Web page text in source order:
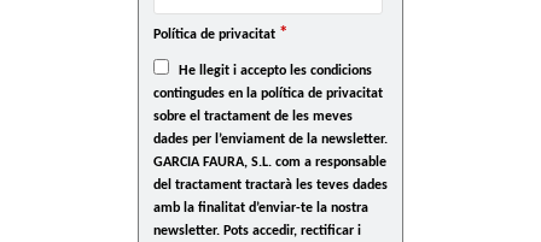
Política de privacitat *
He llegit i accepto les condicions
contingudes en la política de privacitat
sobre el tractament de les meves
dades per l’enviament de la newsletter.
GARCIA FAURA, S.L. com a responsable
del tractament tractarà les teves dades
amb la finalitat d’enviar-te la nostra
newsletter. Pots accedir, rectificar i